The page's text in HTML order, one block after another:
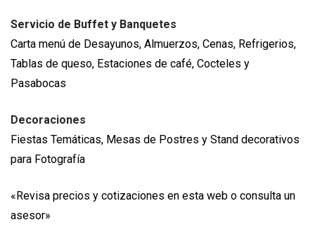
Servicio de Buffet y Banquetes
Carta menú de Desayunos, Almuerzos, Cenas, Refrigerios,
Tablas de queso, Estaciones de café, Cocteles y
Pasabocas
Decoraciones
Fiestas Temáticas, Mesas de Postres y Stand decorativos
para Fotografía
«Revisa precios y cotizaciones en esta web o consulta un
asesor»